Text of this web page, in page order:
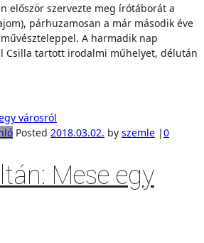
először szervezte meg írótáborát a
párhuzamosan a már második éve
A harmadik nap
Csilla tartott irodalmi műhelyet, délután
Posted 2018.03.02. by szemle |0
Mese egy